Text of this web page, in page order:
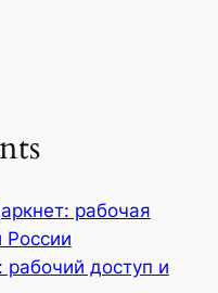
рабочая
России
доступ и